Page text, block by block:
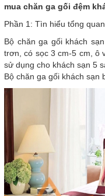
mua chăn ga gối đệm
Phần 1: Tìn hiểu tổng
Bộ chăn ga gối khách
trơn, có sọc 3 cm-5 cm, ô
sử dụng cho khách sạn 5
Bộ chăn ga gối khách sạn